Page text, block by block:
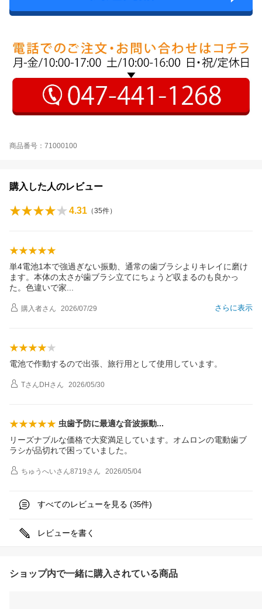
商品番号：71000100
購入した人のレビュー
4.31 （35件）
単4電池1本で強過ぎない振動、通常の歯ブラシよりキレイに磨け
ます。本体の太さが歯ブラシ立てにちょうど収まるのも良かっ
た。色違いで家
さらに表示
購入者さん 2026/07/29
電池で作動するので出張、旅行用として使用しています。
TさんDH さん 2026/05/30
虫歯予防に最適な音波振動
リーズナブルな価格で大変満足しています。オムロンの電動歯ブ
ラシが品切れで困っていました。
ちゅうへいさん8719さん 2026/05/04
すべてのレビューを見る (35件)
レビューを書く
ショップ内で一緒に購入されている商品